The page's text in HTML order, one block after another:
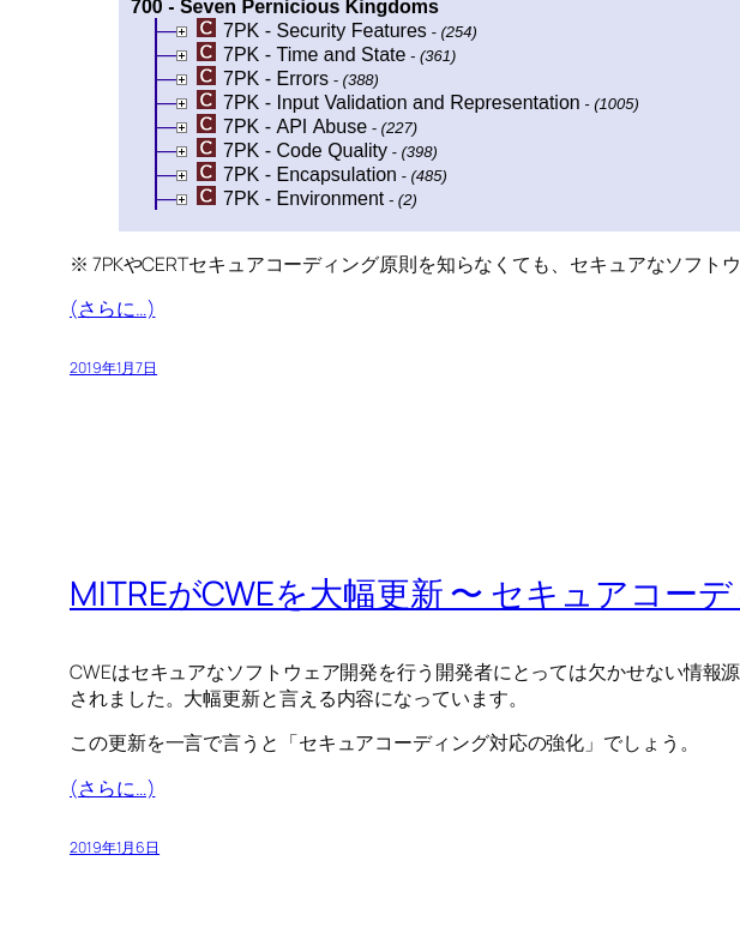
※ 7PKやCERTセキュアコーディング原則を知らなくても、セキュアなソフト
(さらに…)
2019年1月7日
MITREがCWEを大幅更新 〜 セキュアコー
CWEはセキュアなソフトウェア開発を行う開発者にとっては欠かせない情報
されました。大幅更新と言える内容になっています。
この更新を一言で言うと「セキュアコーディング対応の強化」でしょう。
(さらに…)
2019年1月6日